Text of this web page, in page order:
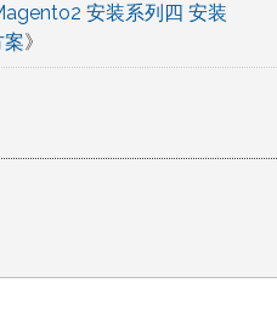
安装系列四 安装
》